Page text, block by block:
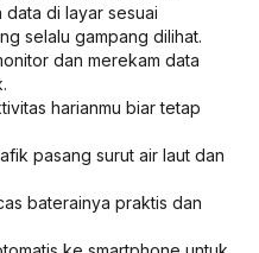
data di layar sesuai
selalu gampang dilihat.
dan merekam data
harianmu biar tetap
pasang surut air laut dan
baterainya praktis dan